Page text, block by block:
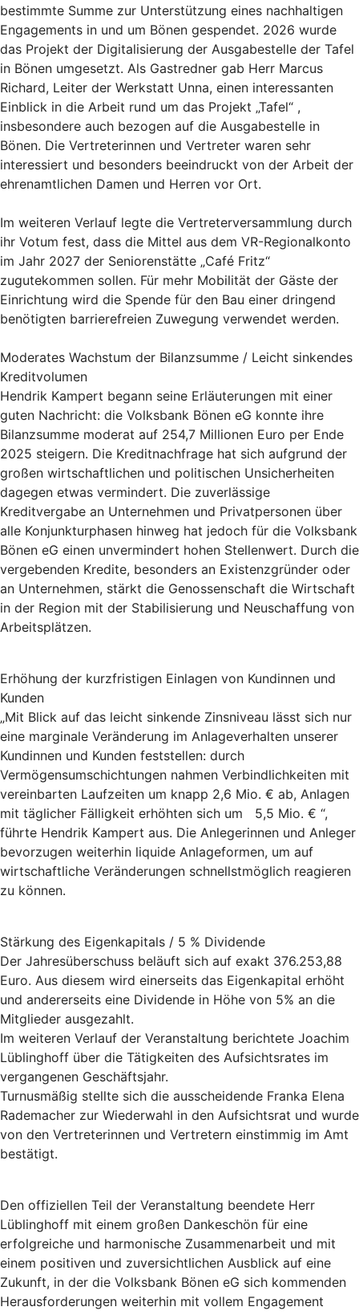
bestimmte Summe zur Unterstützung eines nachhaltigen
Engagements in und um Bönen gespendet. 2026 wurde
das Projekt der Digitalisierung der Ausgabestelle der Tafel
in Bönen umgesetzt. Als Gastredner gab Herr Marcus
Richard, Leiter der Werkstatt Unna, einen interessanten
Einblick in die Arbeit rund um das Projekt „Tafel“ ,
insbesondere auch bezogen auf die Ausgabestelle in
Bönen. Die Vertreterinnen und Vertreter waren sehr
interessiert und besonders beeindruckt von der Arbeit der
ehrenamtlichen Damen und Herren vor Ort.
Im weiteren Verlauf legte die Vertreterversammlung durch
ihr Votum fest, dass die Mittel aus dem VR-Regionalkonto
im Jahr 2027 der Seniorenstätte „Café Fritz“
zugutekommen sollen. Für mehr Mobilität der Gäste der
Einrichtung wird die Spende für den Bau einer dringend
benötigten barrierefreien Zuwegung verwendet werden.
Moderates Wachstum der Bilanzsumme / Leicht sinkendes
Kreditvolumen
Hendrik Kampert begann seine Erläuterungen mit einer
guten Nachricht: die Volksbank Bönen eG konnte ihre
Bilanzsumme moderat auf 254,7 Millionen Euro per Ende
2025 steigern. Die Kreditnachfrage hat sich aufgrund der
großen wirtschaftlichen und politischen Unsicherheiten
dagegen etwas vermindert. Die zuverlässige
Kreditvergabe an Unternehmen und Privatpersonen über
alle Konjunkturphasen hinweg hat jedoch für die Volksbank
Bönen eG einen unvermindert hohen Stellenwert. Durch die
vergebenden Kredite, besonders an Existenzgründer oder
an Unternehmen, stärkt die Genossenschaft die Wirtschaft
in der Region mit der Stabilisierung und Neuschaffung von
Arbeitsplätzen.
Erhöhung der kurzfristigen Einlagen von Kundinnen und
Kunden
„Mit Blick auf das leicht sinkende Zinsniveau lässt sich nur
eine marginale Veränderung im Anlageverhalten unserer
Kundinnen und Kunden feststellen: durch
Vermögensumschichtungen nahmen Verbindlichkeiten mit
vereinbarten Laufzeiten um knapp 2,6 Mio. € ab, Anlagen
mit täglicher Fälligkeit erhöhten sich um 5,5 Mio. € “,
führte Hendrik Kampert aus. Die Anlegerinnen und Anleger
bevorzugen weiterhin liquide Anlageformen, um auf
wirtschaftliche Veränderungen schnellstmöglich reagieren
zu können.
Stärkung des Eigenkapitals / 5 % Dividende
Der Jahresüberschuss beläuft sich auf exakt 376.253,88
Euro. Aus diesem wird einerseits das Eigenkapital erhöht
und andererseits eine Dividende in Höhe von 5% an die
Mitglieder ausgezahlt.
Im weiteren Verlauf der Veranstaltung berichtete Joachim
Lüblinghoff über die Tätigkeiten des Aufsichtsrates im
vergangenen Geschäftsjahr.
Turnusmäßig stellte sich die ausscheidende Franka Elena
Rademacher zur Wiederwahl in den Aufsichtsrat und wurde
von den Vertreterinnen und Vertretern einstimmig im Amt
bestätigt.
Den offiziellen Teil der Veranstaltung beendete Herr
Lüblinghoff mit einem großen Dankeschön für eine
erfolgreiche und harmonische Zusammenarbeit und mit
einem positiven und zuversichtlichen Ausblick auf eine
Zukunft, in der die Volksbank Bönen eG sich kommenden
Herausforderungen weiterhin mit vollem Engagement